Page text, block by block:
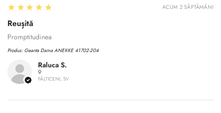
Raluca S.
FĂLTICENI, SV
5
★★★★★
Reușită
Promptitudinea
Produs: Geanta Dama ANEKKE 41702-204
ACUM 2 SĂPTĂMÂNI